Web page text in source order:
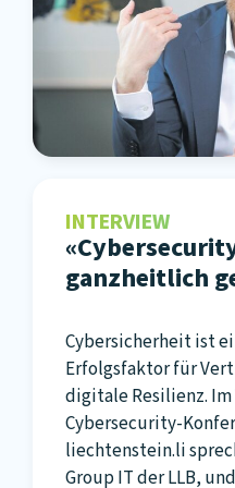
INTERVIEW
ganzheitlich
Cybersicherheit ist
Erfolgsfaktor für
digitale Resilienz.
Cybersecurity-
liechtenstein.li
Group IT der LLB,